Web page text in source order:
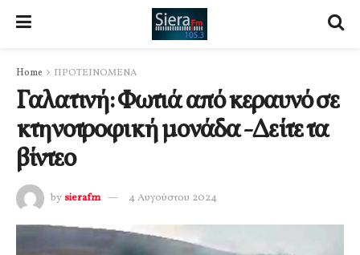
Home ΠΡΟΤΕΙΝΟΜΕΝΑ
Γαλατινή: Φωτιά από κεραυνό σε
κτηνοτροφική μονάδα -Δείτε τα
βίντεο
by sierafm 4 Αυγούστου 2024